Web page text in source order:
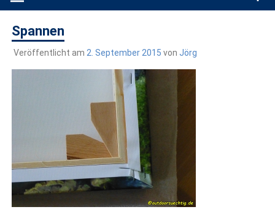
Spannen
Veröffentlicht am 2. September 2015 von Jörg